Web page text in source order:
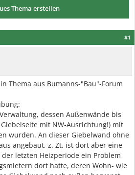
Thema erstellen
#1
Thema aus Bumanns-"Bau"-Forum
dessen Außenwände bis
mit NW-Ausrichtung!) mit
wurden. An dieser Giebelwand ohne
angebaut, z. Zt. ist dort aber eine
letzten Heizperiode ein Problem
dort hatte, deren Wohn- wie